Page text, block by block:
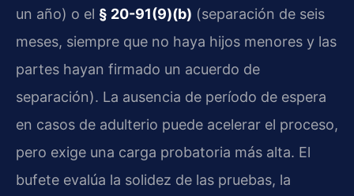
un año) o el § 20-91(9)(b) (separación de seis
meses, siempre que no haya hijos menores y las
partes hayan firmado un acuerdo de
separación). La ausencia de período de espera
en casos de adulterio puede acelerar el proceso,
pero exige una carga probatoria más alta. El
bufete evalúa la solidez de las pruebas, la